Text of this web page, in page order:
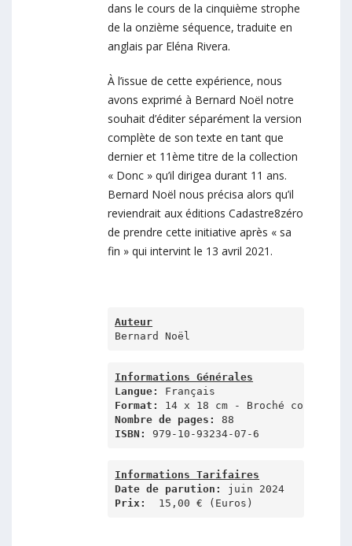
dans le cours de la cinquième strophe
de la onzième séquence, traduite en
anglais par Eléna Rivera.
À l’issue de cette expérience, nous
avons exprimé à Bernard Noël notre
souhait d’éditer séparément la version
complète de son texte en tant que
dernier et 11ème titre de la collection
« Donc » qu’il dirigea durant 11 ans.
Bernard Noël nous précisa alors qu’il
reviendrait aux éditions Cadastre8zéro
de prendre cette initiative après « sa
fin » qui intervint le 13 avril 2021.
Auteur
Bernard Noël
Informations Générales
Langue:
Format:
Nombre de pages:
ISBN:
979-10-93234-07-6
Informations Tarifaires
Date de parution:
Prix:
  15,00 € (Euros)